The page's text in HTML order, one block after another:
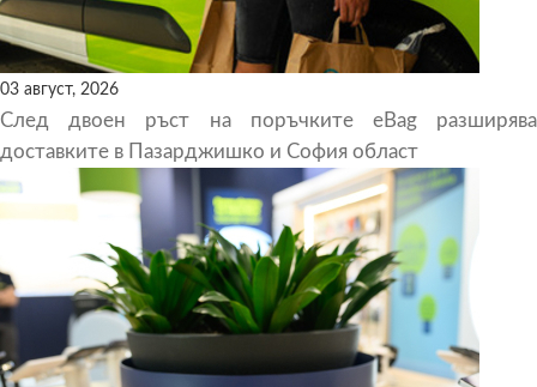
03 август, 2026
След двоен ръст на поръчките eBag разширява
доставките в Пазарджишко и София област